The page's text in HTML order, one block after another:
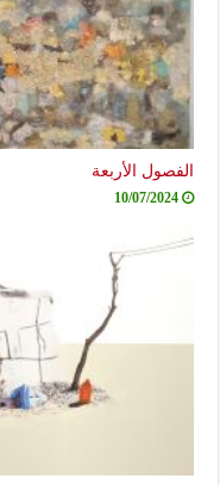
الفصول الأربعة
10/07/2024